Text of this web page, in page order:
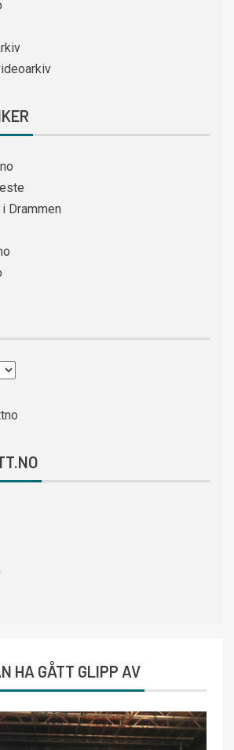
Drammen
HA GÅTT GLIPP AV